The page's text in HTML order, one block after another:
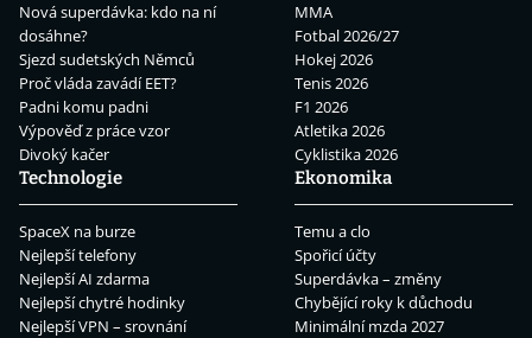
Nová superdávka: kdo na ní
dosáhne?
Sjezd sudetských Němců
Proč vláda zavádí EET?
Padni komu padni
Výpověď z práce vzor
Divoký kačer
MMA
Fotbal 2026/27
Hokej 2026
Tenis 2026
F1 2026
Atletika 2026
Cyklistika 2026
Technologie
SpaceX na burze
Nejlepší telefony
Nejlepší AI zdarma
Nejlepší chytré hodinky
Nejlepší VPN – srovnání
Ekonomika
Temu a clo
Spořicí účty
Superdávka – změny
Chybějící roky k důchodu
Minimální mzda 2027